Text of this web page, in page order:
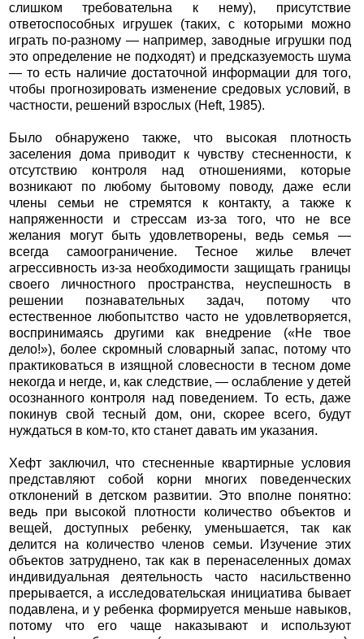
слишком требовательна к нему), присутствие
ответоспособных игрушек (таких, с которыми можно
играть по-разному — например, заводные игрушки под
это определение не подходят) и предсказуемость шума
— то есть наличие достаточной информации для того,
чтобы прогнозировать изменение средовых условий, в
частности, решений взрослых (Heft, 1985).
Было обнаружено также, что высокая плотность
заселения дома приводит к чувству стесненности, к
отсутствию контроля над отношениями, которые
возникают по любому бытовому поводу, даже если
члены семьи не стремятся к контакту, а также к
напряженности и стрессам из-за того, что не все
желания могут быть удовлетворены, ведь семья —
всегда самоограничение. Тесное жилье влечет
агрессивность из-за необходимости защищать границы
своего личностного пространства, неуспешность в
решении познавательных задач, потому что
естественное любопытство часто не удовлетворяется,
воспринимаясь другими как внедрение («Не твое
дело!»), более скромный словарный запас, потому что
практиковаться в изящной словесности в тесном доме
некогда и негде, и, как следствие, — ослабление у детей
осознанного контроля над поведением. То есть, даже
покинув свой тесный дом, они, скорее всего, будут
нуждаться в ком-то, кто станет давать им указания.
Хефт заключил, что стесненные квартирные условия
представляют собой корни многих поведенческих
отклонений в детском развитии. Это вполне понятно:
ведь при высокой плотности количество объектов и
вещей, доступных ребенку, уменьшается, так как
делится на количество членов семьи. Изучение этих
объектов затруднено, так как в перенаселенных домах
индивидуальная деятельность часто насильственно
прерывается, а исследовательская инициатива бывает
подавлена, и у ребенка формируется меньше навыков,
потому что его чаще наказывают и используют